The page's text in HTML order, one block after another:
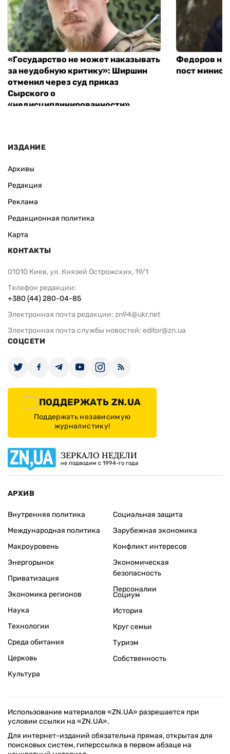
«Государство не может наказывать
за неудобную критику»: Ширшин
отменил через суд приказ
Сырского о
«недисциплинированности»
Федоров
пост
ИЗДАНИЕ
Архивы
Редакция
Реклама
Редакционная политика
Карта
КОНТАКТЫ
01010 Киев, ул. Князей Острожских, 19/1
Телефон редакции:
+380 (44) 280-04-85
Электронная почта редакции: zn94@ukr.net
Электронная почта службы новостей: editor@zn.ua
СОЦСЕТИ
ПОДДЕРЖАТЬ ZN.UA
Поддержать независимую
журналистику!
ЗЕРКАЛО НЕДЕЛИ
не подводим с 1994-го года
АРХИВ
Внутренняя политика
Международная политика
Макроуровень
Энергорынок
Приватизация
Экономика регионов
Социальная защита
Зарубежная экономика
Конфликт интересов
Экономическая
безопасность
Персоналии
Наука
Технологии
Среда обитания
Церковь
Культура
Социум
История
Круг семьи
Туризм
Собственность
Использование материалов «ZN.UA» разрешается при
условии ссылки на «ZN.UA».
Для интернет-изданий обязательна прямая, открытая для
поисковых систем, гиперссылка в первом абзаце на